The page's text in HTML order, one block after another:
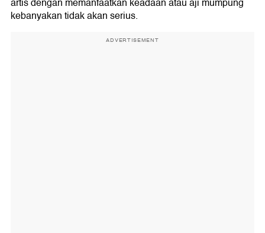
artis dengan memanfaatkan keadaan atau aji mumpung
kebanyakan tidak akan serius.
ADVERTISEMENT